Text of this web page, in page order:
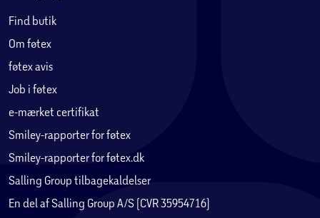
Find butik
Om føtex
føtex avis
Job i føtex
e-mærket certifikat
Smiley-rapporter for føtex
Smiley-rapporter for føtex.dk
Salling Group tilbagekaldelser
En del af Salling Group A/S (CVR 35954716)